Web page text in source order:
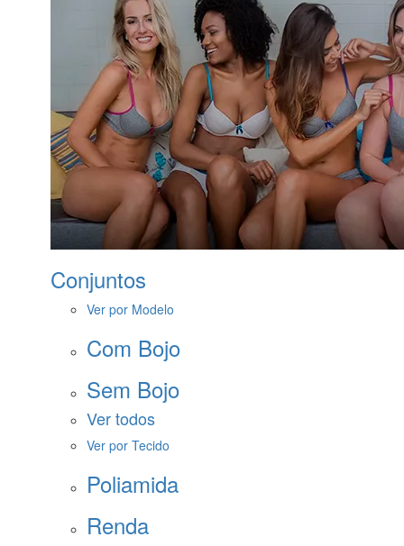
Conjuntos
Ver por Modelo
Com Bojo
Sem Bojo
Ver todos
Ver por Tecido
Poliamida
Renda